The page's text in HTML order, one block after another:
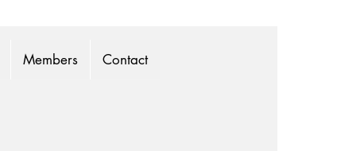
Members Contact